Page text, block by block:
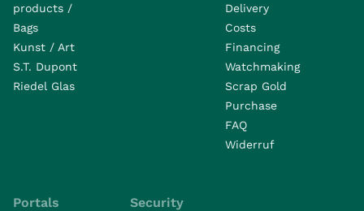
products /
Bags
Kunst / Art
S.T. Dupont
Riedel Glas
Delivery
Costs
Financing
Watchmaking
Scrap Gold
Purchase
FAQ
Widerruf
Portals Security